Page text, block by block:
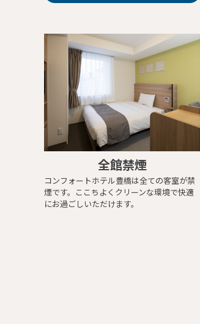
全館禁煙
コンフォートホテル豊橋は全ての客室が禁
煙です。ここちよくクリーンな環境で快適
にお過ごしいただけます。